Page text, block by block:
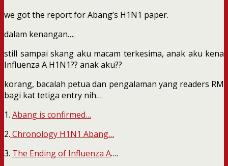
we got the report for Abang’s H1N1 paper.
dalam kenangan….
still sampai skang aku macam terkesima, anak aku kena
Influenza A H1N1?? anak aku??
korang, bacalah petua dan pengalaman yang readers RM
bagi kat tetiga entry nih…
1. Abang is confirmed…
2. Chronology H1N1 Abang…
3. The Ending of Influenza A….